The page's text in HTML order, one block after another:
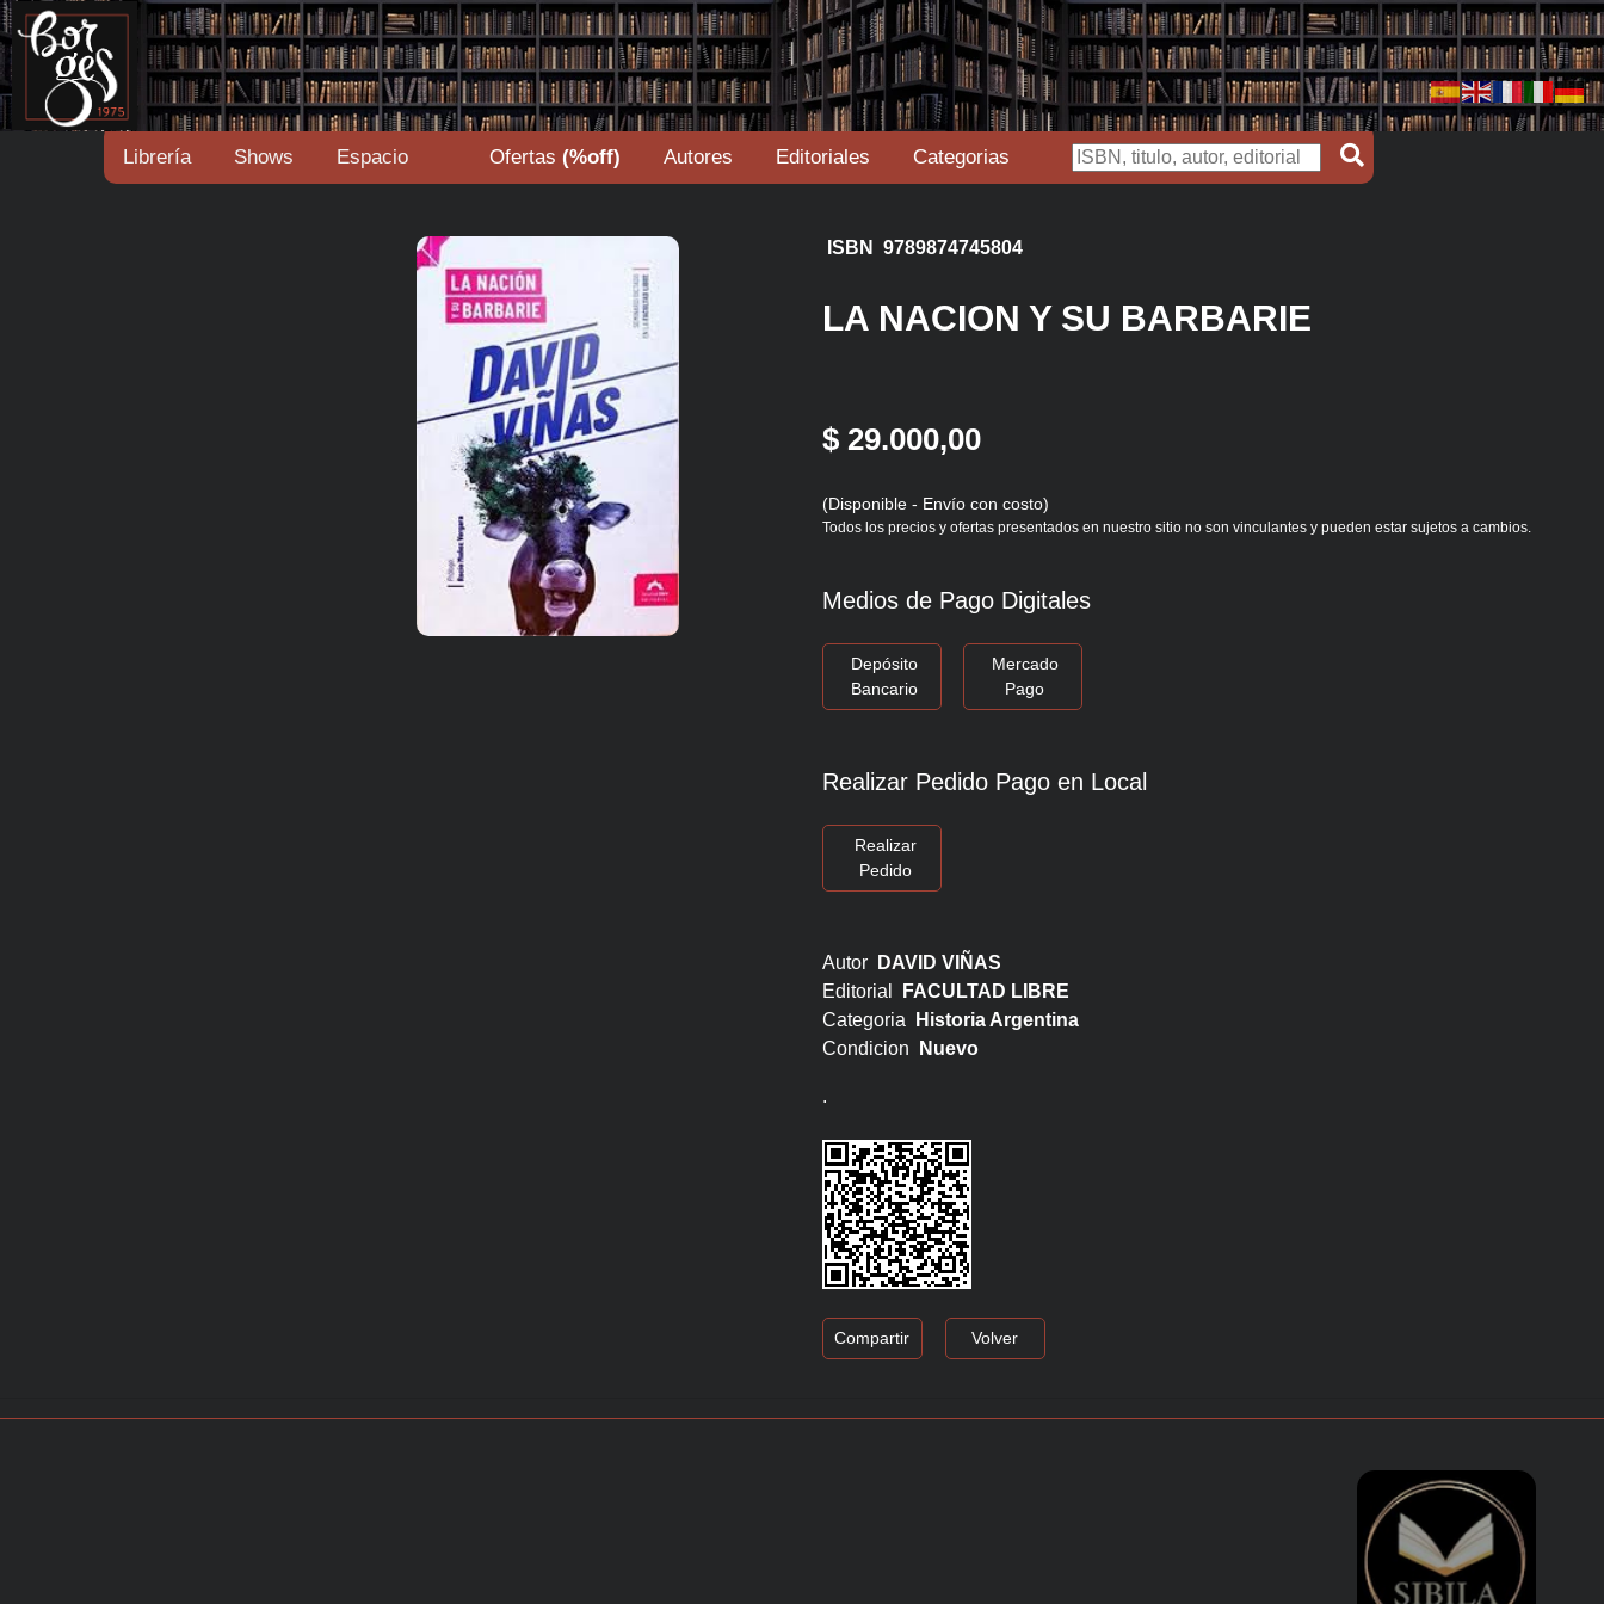
Librería Shows Espacio Ofertas (%off) Autores Editoriales Categorias
ISBN 9789874745804
LA NACION Y SU BARBARIE
$ 29.000,00
(Disponible - Envío con costo)
Todos los precios y ofertas presentados en nuestro sitio no son vinculantes y pueden estar sujetos a cambios.
Medios de Pago Digitales
Depósito
Bancario
Mercado
Pago
Realizar Pedido Pago en Local
Realizar
Pedido
Autor
DAVID VIÑAS
Editorial
FACULTAD LIBRE
Categoria
Historia Argentina
Condicion
Nuevo
.
Compartir Volver